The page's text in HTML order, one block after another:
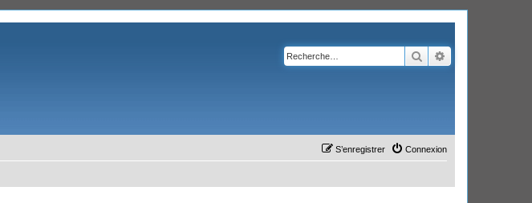
Rechercher
Connexion
S’enregistrer